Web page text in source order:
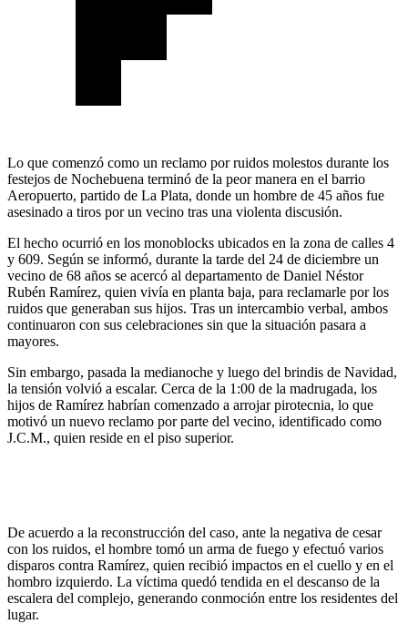
Lo que comenzó como un reclamo por ruidos molestos durante los
festejos de Nochebuena terminó de la peor manera en el barrio
Aeropuerto, partido de La Plata, donde un hombre de 45 años fue
asesinado a tiros por un vecino tras una violenta discusión.
El hecho ocurrió en los monoblocks ubicados en la zona de calles 4
y 609. Según se informó, durante la tarde del 24 de diciembre un
vecino de 68 años se acercó al departamento de Daniel Néstor
Rubén Ramírez, quien vivía en planta baja, para reclamarle por los
ruidos que generaban sus hijos. Tras un intercambio verbal, ambos
continuaron con sus celebraciones sin que la situación pasara a
mayores.
Sin embargo, pasada la medianoche y luego del brindis de Navidad,
la tensión volvió a escalar. Cerca de la 1:00 de la madrugada, los
hijos de Ramírez habrían comenzado a arrojar pirotecnia, lo que
motivó un nuevo reclamo por parte del vecino, identificado como
J.C.M., quien reside en el piso superior.
De acuerdo a la reconstrucción del caso, ante la negativa de cesar
con los ruidos, el hombre tomó un arma de fuego y efectuó varios
disparos contra Ramírez, quien recibió impactos en el cuello y en el
hombro izquierdo. La víctima quedó tendida en el descanso de la
escalera del complejo, generando conmoción entre los residentes del
lugar.